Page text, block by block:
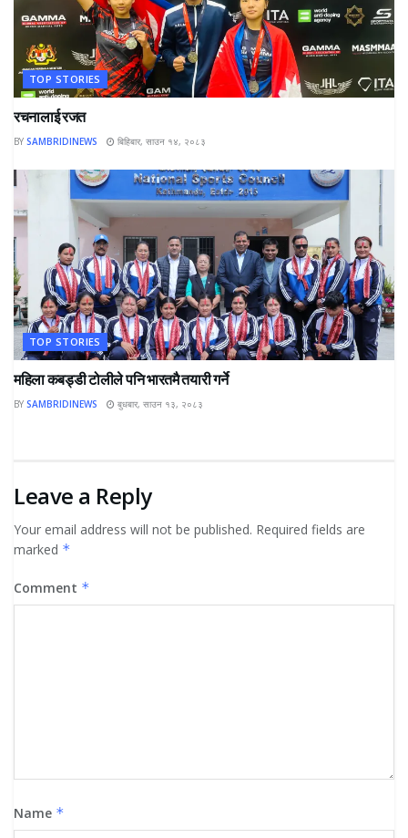
TOP STORIES
रचनालाई रजत
BY SAMBRIDINEWS बिहिबार, साउन १४, २०८३
TOP STORIES
महिला कबड्डी टोलीले पनि भारतमै तयारी गर्ने
BY SAMBRIDINEWS बुधबार, साउन १३, २०८३
Leave a Reply
Your email address will not be published. Required fields are
marked *
Comment *
Name *